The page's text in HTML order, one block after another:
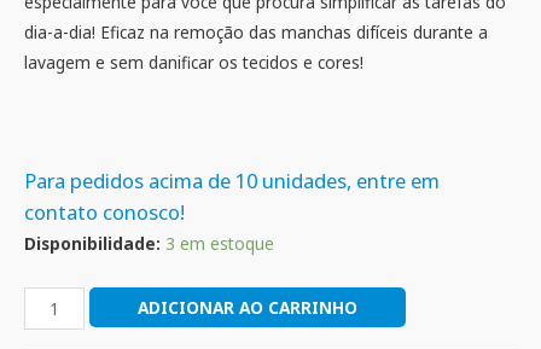
dia-a-dia! Eficaz na remoção das manchas difíceis durante a
lavagem e sem danificar os tecidos e cores!
Para pedidos acima de 10 unidades, entre em
contato conosco!
Disponibilidade: 3 em estoque
ADICIONAR AO CARRINHO